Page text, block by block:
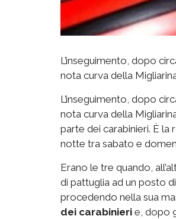
L’inseguimento, dopo
nota curva della
L’inseguimento, dopo
nota curva della
parte dei carabinieri. È
notte tra sabato e
Erano le tre quando,
di pattuglia ad un posto
procedendo nella sua
dei carabinieri e, dopo